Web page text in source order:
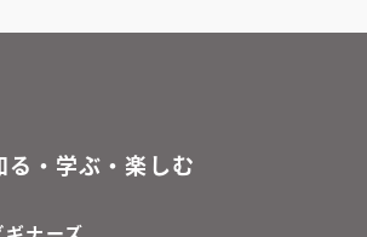
る・学ぶ・楽しむ